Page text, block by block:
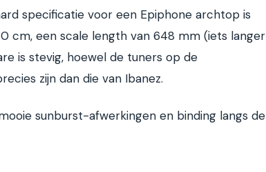
specificatie voor een Epiphone archtop is
cm, een scale length van 648 mm (iets langer
is stevig, hoewel de tuners op de
zijn dan die van Ibanez.
sunburst-afwerkingen en binding langs de